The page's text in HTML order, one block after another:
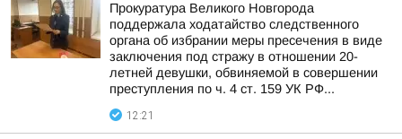
Прокуратура Великого Новгорода
поддержала ходатайство следственного
органа об избрании меры пресечения в виде
заключения под стражу в отношении 20-
летней девушки, обвиняемой в совершении
преступления по ч. 4 ст. 159 УК РФ...
12:21